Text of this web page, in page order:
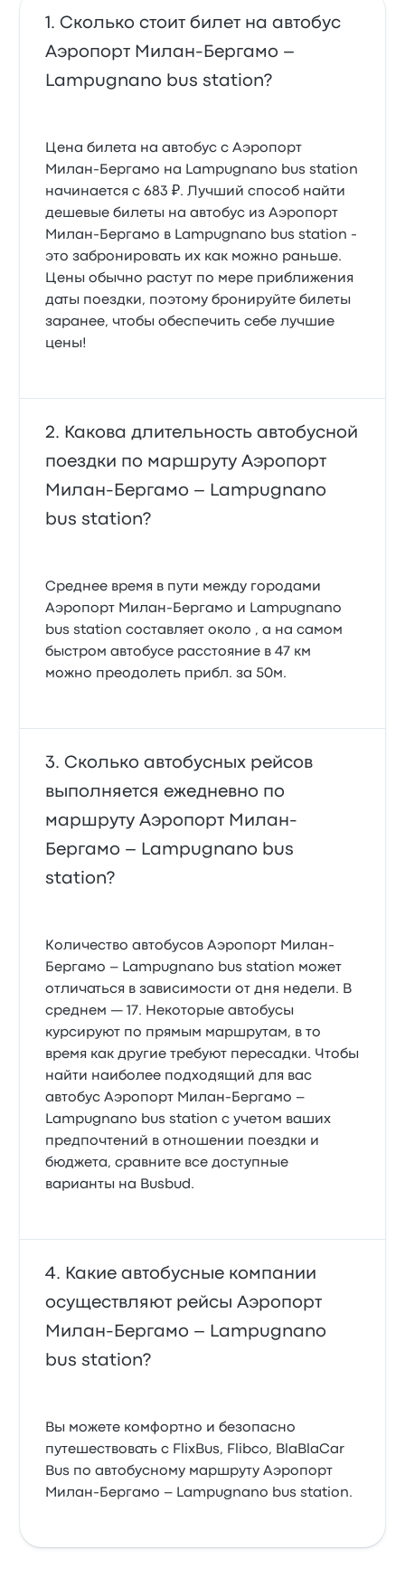
Сколько стоит билет на автобус
Аэропорт Милан-Бергамо –
Lampugnano bus station?
Цена билета на автобус с Аэропорт
Милан-Бергамо на Lampugnano bus station
начинается с 683 ₽. Лучший способ найти
дешевые билеты на автобус из Аэропорт
Милан-Бергамо в Lampugnano bus station -
это забронировать их как можно раньше.
Цены обычно растут по мере приближения
даты поездки, поэтому бронируйте билеты
заранее, чтобы обеспечить себе лучшие
цены!
Какова длительность автобусной
поездки по маршруту Аэропорт
Милан-Бергамо – Lampugnano
bus station?
Среднее время в пути между городами
Аэропорт Милан-Бергамо и Lampugnano
bus station составляет около , а на самом
быстром автобусе расстояние в 47 км
можно преодолеть прибл. за 50м.
Сколько автобусных рейсов
выполняется ежедневно по
маршруту Аэропорт Милан-
Бергамо – Lampugnano bus
station?
Количество автобусов Аэропорт Милан-
Бергамо – Lampugnano bus station может
отличаться в зависимости от дня недели. В
среднем — 17. Некоторые автобусы
курсируют по прямым маршрутам, в то
время как другие требуют пересадки. Чтобы
найти наиболее подходящий для вас
автобус Аэропорт Милан-Бергамо –
Lampugnano bus station с учетом ваших
предпочтений в отношении поездки и
бюджета, сравните все доступные
варианты на Busbud.
Какие автобусные компании
осуществляют рейсы Аэропорт
Милан-Бергамо – Lampugnano
bus station?
Вы можете комфортно и безопасно
путешествовать с FlixBus, Flibco, BlaBlaCar
Bus по автобусному маршруту Аэропорт
Милан-Бергамо – Lampugnano bus station.